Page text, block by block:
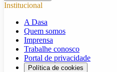
Institucional
A Dasa
Quem somos
Imprensa
Trabalhe conosco
Portal de privacidade
Política de cookies